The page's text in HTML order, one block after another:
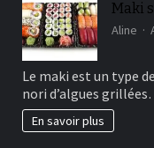
Maki
Aline
Le maki est un type
nori d’algues
En savoir plus